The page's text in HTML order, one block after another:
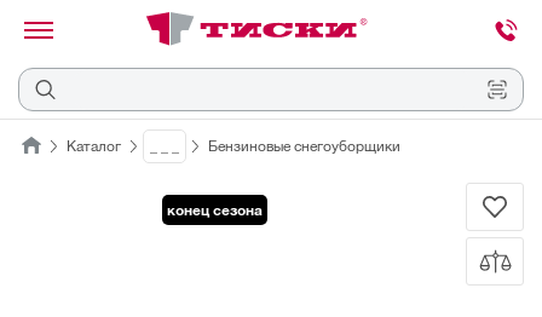
Отмена
Каталог Бензиновые снегоуборщики
конец сезона